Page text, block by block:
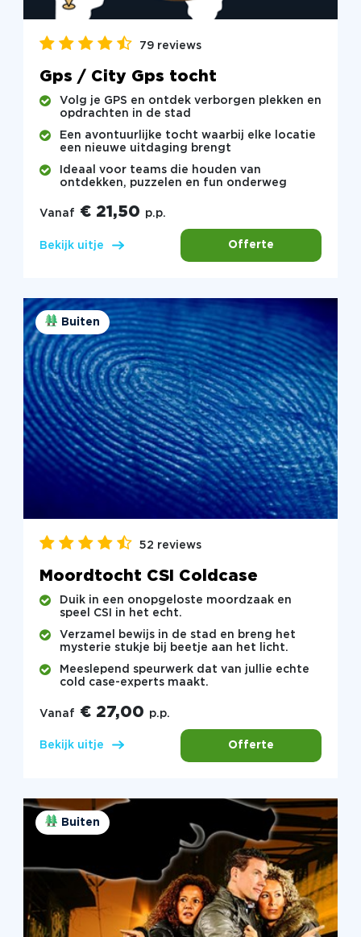
79 reviews
Gps / City Gps tocht
Volg je GPS en ontdek verborgen plekken en
opdrachten in de stad
Een avontuurlijke tocht waarbij elke locatie
een nieuwe uitdaging brengt
Ideaal voor teams die houden van
ontdekken, puzzelen en fun onderweg
Vanaf € 21,50 p.p.
Bekijk uitje Offerte
Buiten
52 reviews
Moordtocht CSI Coldcase
Duik in een onopgeloste moordzaak en
speel CSI in het echt.
Verzamel bewijs in de stad en breng het
mysterie stukje bij beetje aan het licht.
Meeslepend speurwerk dat van jullie echte
cold case-experts maakt.
Vanaf € 27,00 p.p.
Bekijk uitje Offerte
Buiten